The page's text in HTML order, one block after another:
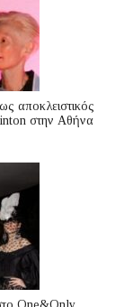
αποκλειστικός
στην Αθήνα